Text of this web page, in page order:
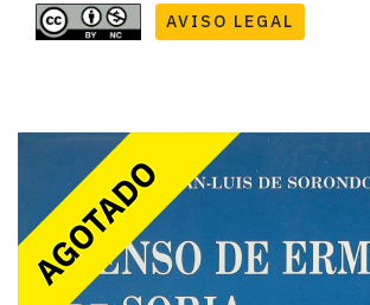
AVISO LEGAL